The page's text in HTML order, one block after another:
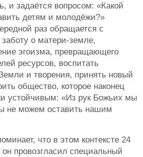
и задаётся вопросом: «Какой
детям и молодёжи?»
раз обращается с
о матери-земле,
эгоизма, превращающего
ресурсов, воспитать
и творения, принять новый
общество, которое наконец
устойчивым: «Из рук Божьих мы
не можем оставить нашим
что в этом контексте 24
провозгласил специальный